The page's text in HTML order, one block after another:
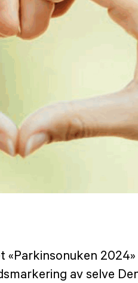
av selve